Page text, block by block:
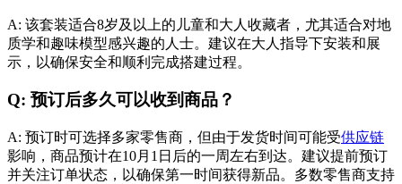
A: 该套装适合8岁及以上的儿童和大人收藏者，尤其适合对地
质学和趣味模型感兴趣的人士。建议在大人指导下安装和展
示，以确保安全和顺利完成搭建过程。
Q: 预订后多久可以收到商品？
A: 预订时可选择多家零售商，但由于发货时间可能受供应链
影响，商品预计在10月1日后的一周左右到达。建议提前预订
并关注订单状态，以确保第一时间获得新品。多数零售商支持